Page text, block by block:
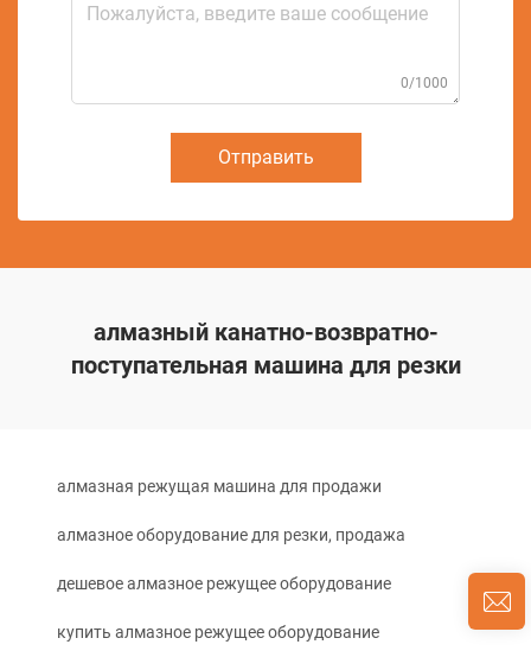
0/1000
Отправить
алмазный канатно-возвратно-
поступательная машина для резки
алмазная режущая машина для продажи
алмазное оборудование для резки, продажа
дешевое алмазное режущее оборудование
купить алмазное режущее оборудование